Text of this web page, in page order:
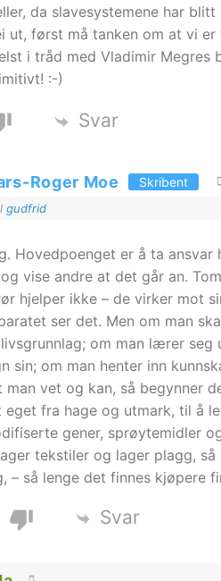
da slavesystemene har
ut, først må tanken om at vi
i tråd med Vladimir
:-)
Svar
Roger Moe Skribent
gudfrid
Hovedpoenget er å ta
vise andre at det går an.
hjelper ikke – de virker mot
ser det. Men om man
om man lærer
sin; om man henter inn
man vet og kan, så begynner
eget fra hage og utmark, til å
gener, sprøytemidler
tekstiler og lager plagg,
– så lenge det finnes kjøpere
Svar